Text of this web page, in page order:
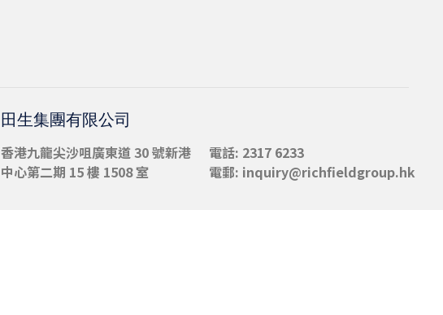
田生集團有限公司
香港九龍尖沙咀廣東道 30 號新港
中心第二期 15 樓 1508 室
電話: 2317 6233
電郵: inquiry@richfieldgroup.hk